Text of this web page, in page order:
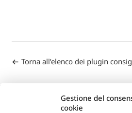
Gestione del
cookie
Torna all’elenco dei plugin